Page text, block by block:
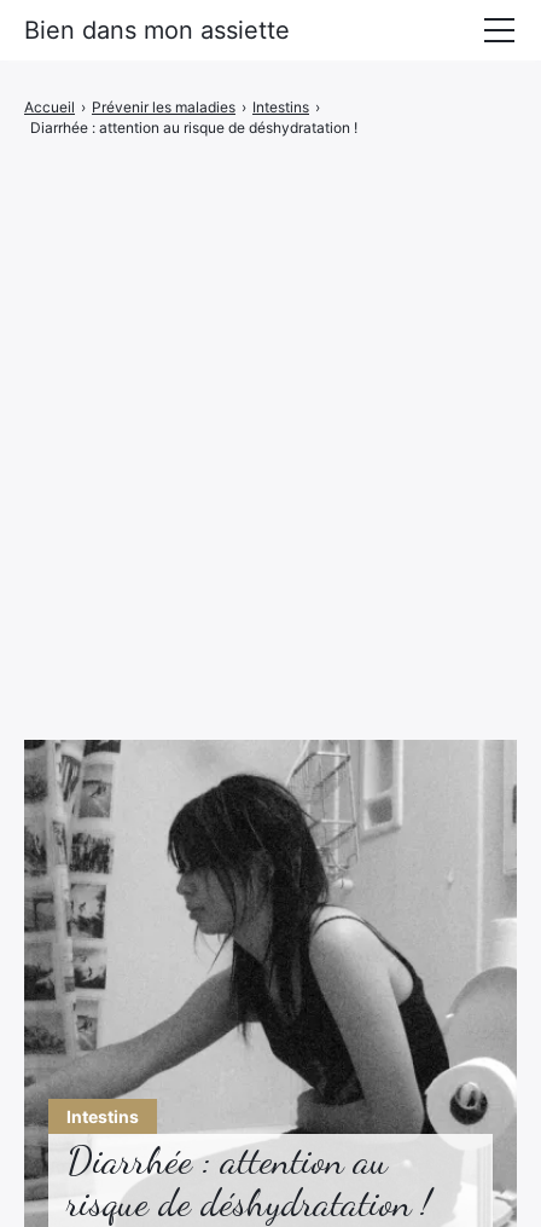
Intestins
Diarrhée : attention au
risque de déshydratation !
Accueil › Prévenir les maladies › Intestins ›
Diarrhée : attention au risque de déshydratation !
Bien dans mon assiette
Prévenir les maladies